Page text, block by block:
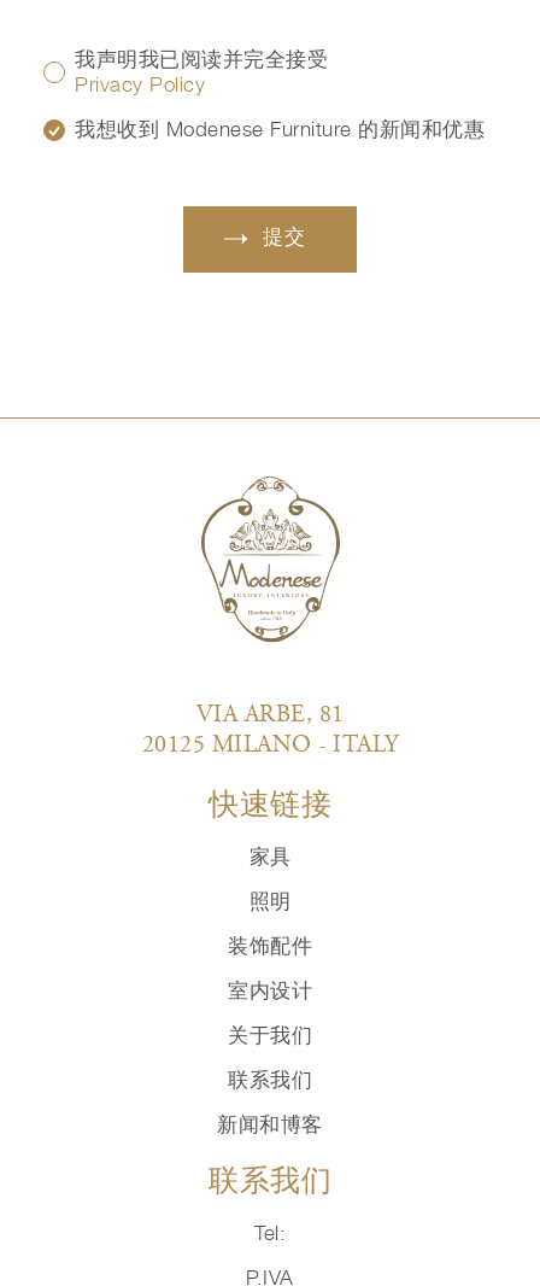
我声明我已阅读并完全接受
Privacy Policy
我想收到 Modenese Furniture 的新闻和优惠
提交
VIA ARBE, 81
20125 MILANO - ITALY
快速链接
家具
照明
装饰配件
室内设计
关于我们
联系我们
新闻和博客
联系我们
Tel:
P.IVA